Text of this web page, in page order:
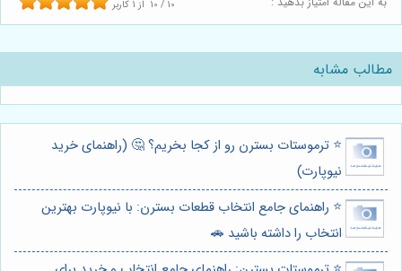
10 / 10 از 1 کاربر
مطالب مشابه
⭐️ ترموستات بسترن رو از کجا بخریم؟ 🤔 (راهنمای خرید
نیوپارت)
⭐️ راهنمای جامع انتخاب قطعات بسترن: با نیوپارت بهترین
انتخاب را داشته باشید 🚗